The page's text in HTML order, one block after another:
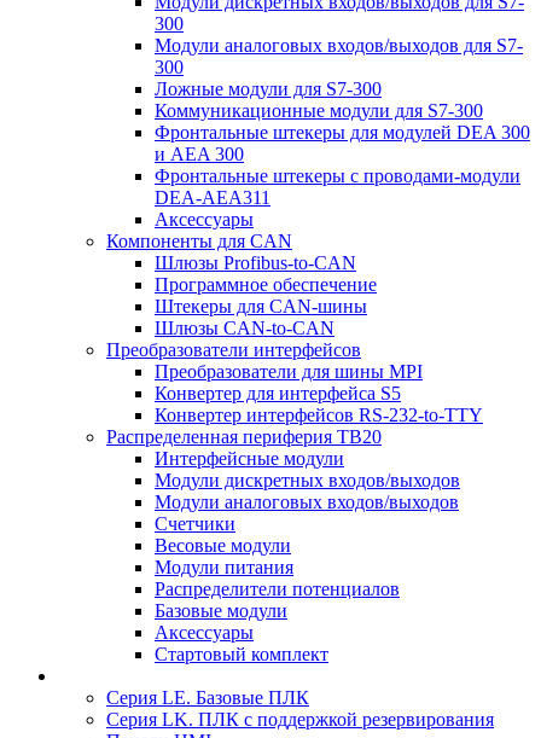
300
Модули аналоговых входов/выходов для S7-
300
Ложные модули для S7-300
Коммуникационные модули для S7-300
Фронтальные штекеры для модулей DEA 300
и AEA 300
Фронтальные штекеры с проводами-модули
DEA-AEA311
Аксессуары
Компоненты для CAN
Шлюзы Profibus-to-CAN
Программное обеспечение
Штекеры для CAN-шины
Шлюзы CAN-to-CAN
Преобразователи интерфейсов
Преобразователи для шины MPI
Конвертер для интерфейса S5
Конвертер интерфейсов RS-232-to-TTY
Распределенная периферия TB20
Интерфейсные модули
Модули дискретных входов/выходов
Модули аналоговых входов/выходов
Счетчики
Весовые модули
Модули питания
Распределители потенциалов
Базовые модули
Аксесcуары
Стартовый комплект
Серия LE. Базовые ПЛК
Серия LK. ПЛК с поддержкой резервирования